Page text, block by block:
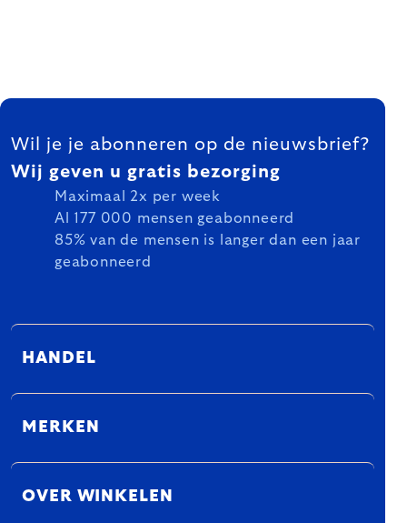
FOOTER
Wil je je abonneren op de nieuwsbrief?
Wij geven u gratis bezorging
Maximaal 2x per week
Al 177 000 mensen geabonneerd
85% van de mensen is langer dan een jaar
geabonneerd
HANDEL
MERKEN
OVER WINKELEN